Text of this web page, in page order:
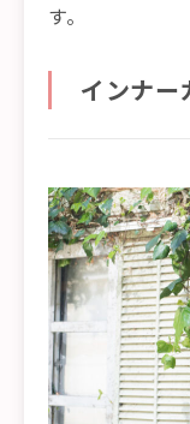
す。
インナー